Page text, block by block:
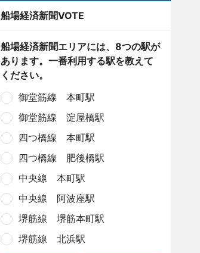
船場経済新聞VOTE
船場経済新聞エリアには、8つの駅が
あります。一番利用する駅を教えて
ください。
御堂筋線 本町駅
御堂筋線 淀屋橋駅
四つ橋線 本町駅
四つ橋線 肥後橋駅
中央線 本町駅
中央線 阿波座駅
堺筋線 堺筋本町駅
堺筋線 北浜駅